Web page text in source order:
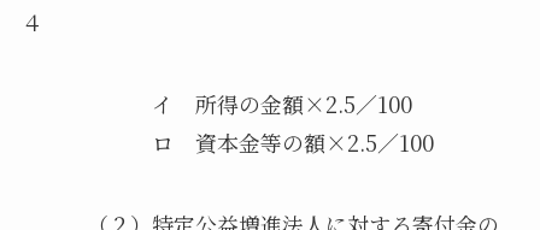
４
イ 所得の金額×2.5／100
ロ 資本金等の額×2.5／100
（２）特定公益増進法人に対する寄付金の